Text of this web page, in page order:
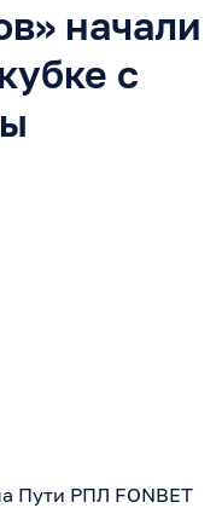
начали
с
Пути РПЛ FONBET